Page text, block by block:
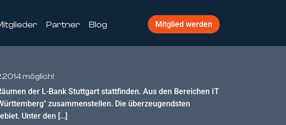
Partner Blog Mitglied werden
möglich!
der L-Bank Stuttgart stattfinden. Aus den Bereichen IT
zusammenstellen. Die überzeugendsten
Unter den […]